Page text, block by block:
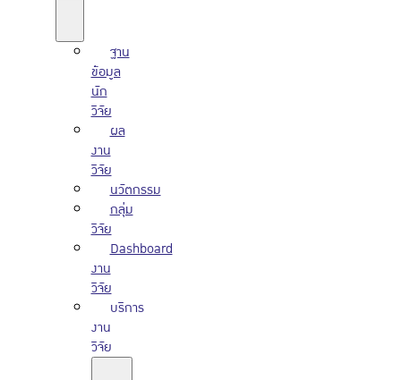
ฐาน
ข้อมูล
นัก
วิจัย
ผล
งาน
วิจัย
นวัตกรรม
กลุ่ม
วิจัย
Dashboard
งาน
วิจัย
บริการ
งาน
วิจัย